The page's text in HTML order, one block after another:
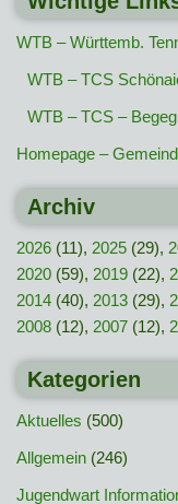
WTB – Württemb.
WTB – TCS
WTB – TCS –
Homepage –
Archiv
2026 (11), 2025 (29),
2020 (59), 2019 (22),
2014 (40), 2013 (29),
2008 (12), 2007 (12),
Kategorien
Aktuelles (500)
Allgemein (246)
Jugendwart